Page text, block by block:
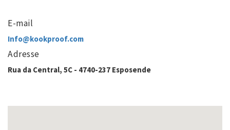
E-mail
Info@kookproof.com
Adresse
Rua da Central, 5C - 4740-237 Esposende